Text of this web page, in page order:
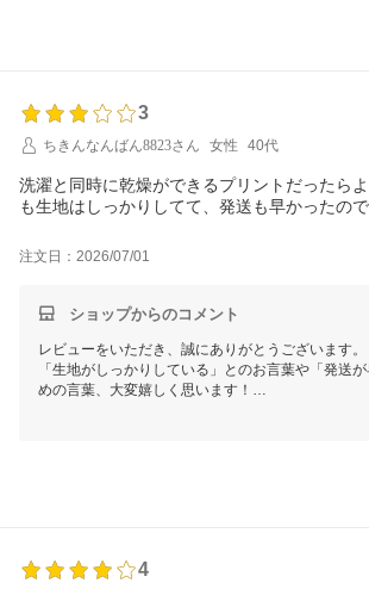
提供できるよう努めてまいります。またのご利用
3
ちきんなんばん8823さん
女性 40代
洗濯と同時に乾燥ができるプリントだったら
も生地はしっかりしてて、発送も早かったので
注文日：2026/07/01
ショップからのコメント
レビューをいただき、誠にありがとうございます。
「生地がしっかりしている」とのお言葉や「発送
めの言葉、大変嬉しく思います！
一方で、洗濯と同時に乾燥ができる仕様でなかっ
うございます。またのご利用を心よりお待ちして
4